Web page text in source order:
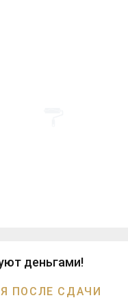
деньгами!
ПОСЛЕ СДАЧИ